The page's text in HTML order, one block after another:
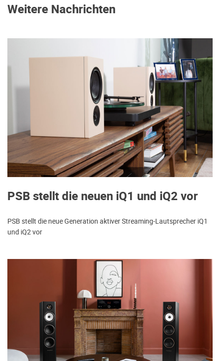
Weitere Nachrichten
PSB stellt die neuen iQ1 und iQ2 vor
PSB stellt die neue Generation aktiver Streaming-Lautsprecher iQ1
und iQ2 vor